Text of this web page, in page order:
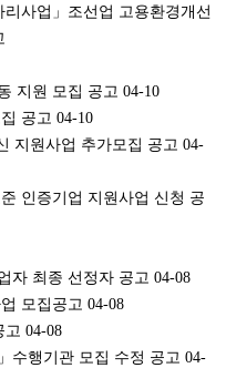
리사업」조선업 고용환경개선
지원 모집 공고 04-10
공고 04-10
지원사업 추가모집 공고 04-
인증기업 지원사업 신청 공
자 최종 선정자 공고 04-08
모집공고 04-08
고 04-08
수행기관 모집 수정 공고 04-